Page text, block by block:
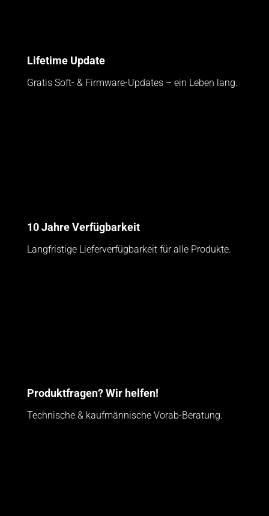
Lifetime Update
Gratis Soft- & Firmware-Updates – ein Leben lang.
10 Jahre Verfügbarkeit
Langfristige Lieferverfügbarkeit für alle Produkte.
Produktfragen? Wir helfen!
Technische & kaufmännische Vorab-Beratung.